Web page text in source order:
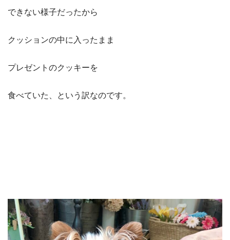
できない様子だったから
クッションの中に入ったまま
プレゼントのクッキーを
食べていた、という訳なのです。